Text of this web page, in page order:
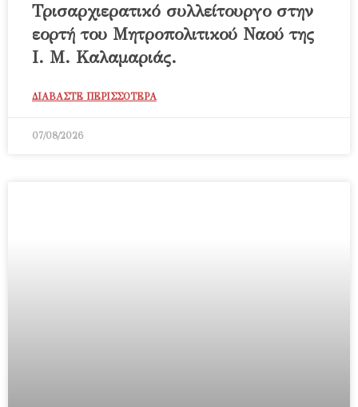
Τρισαρχιερατικό συλλείτουργο στην
εορτή του Μητροπολιτικού Ναού της
Ι. Μ. Καλαμαριάς.
ΔΙΑΒΑΣΤΕ ΠΕΡΙΣΣΟΤΕΡΑ
07/08/2026